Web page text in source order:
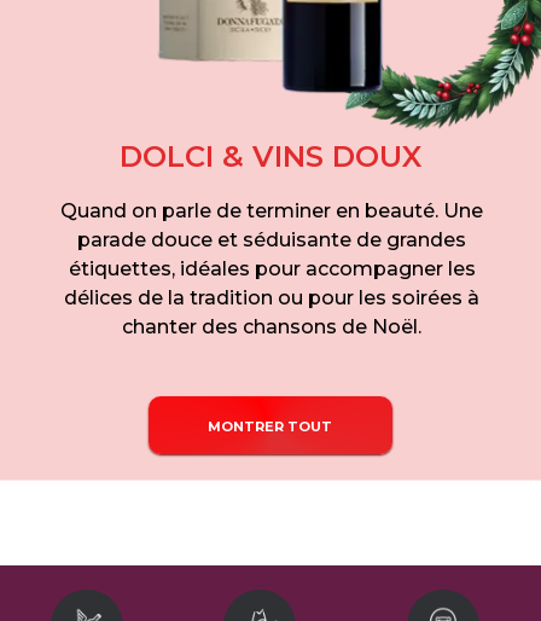
Quand on parle de terminer en beauté. Une
parade douce et séduisante de grandes
étiquettes, idéales pour accompagner les
délices de la tradition ou pour les soirées à
chanter des chansons de Noël.
MONTRER TOUT
DOLCI & VINS DOUX